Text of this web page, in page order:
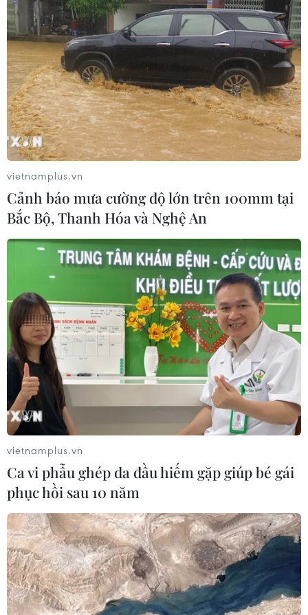
vietnamplus.vn
Cảnh báo mưa cường độ lớn trên 100mm tại
Bắc Bộ, Thanh Hóa và Nghệ An
vietnamplus.vn
Ca vi phẫu ghép da đầu hiếm gặp giúp bé gái
phục hồi sau 10 năm